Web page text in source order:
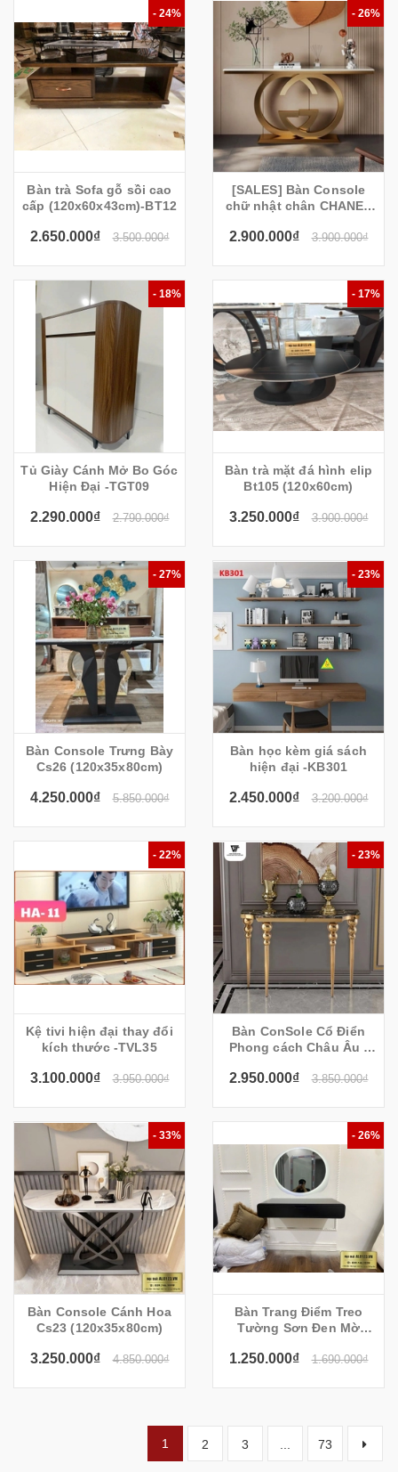
- 24%
Bàn trà Sofa gỗ sồi cao
cấp (120x60x43cm)-BT12
2.650.000₫ 3.500.000₫
- 26%
[SALES] Bàn Console
chữ nhật chân CHANEL
2.900.000₫ 3.900.000₫
- 18%
Tủ Giày Cánh Mở Bo Góc
Hiện Đại -TGT09
2.290.000₫ 2.790.000₫
- 17%
Bàn trà mặt đá hình elip
Bt105 (120x60cm)
3.250.000₫ 3.900.000₫
- 27%
Bàn Console Trưng Bày
Cs26 (120x35x80cm)
4.250.000₫ 5.850.000₫
- 23%
Bàn học kèm giá sách
hiện đại -KB301
2.450.000₫ 3.200.000₫
- 22%
Kệ tivi hiện đại thay đổi
kích thước -TVL35
3.100.000₫ 3.950.000₫
- 23%
Bàn ConSole Cổ Điển
Phong cách Châu Âu -
2.950.000₫ 3.850.000₫
- 33%
Bàn Console Cánh Hoa
Cs23 (120x35x80cm)
3.250.000₫ 4.850.000₫
- 26%
Bàn Trang Điểm Treo
Tường Sơn Đen Mờ
1.250.000₫ 1.690.000₫
1 2 3 73